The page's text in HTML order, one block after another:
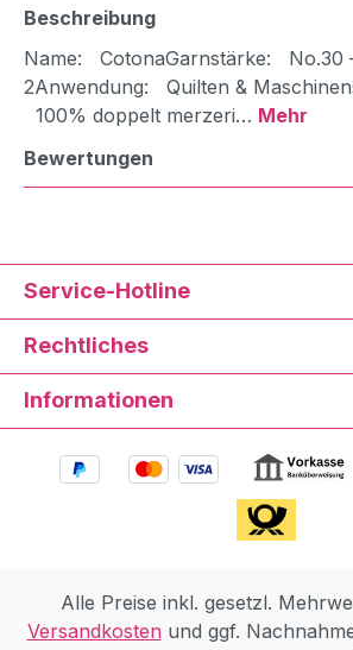
Beschreibung
Name: CotonaGarnstärke: No.30
2Anwendung: Quilten &
100% doppelt merzeri… Mehr
Bewertungen
Service-Hotline
Rechtliches
Informationen
Alle Preise inkl. gesetzl.
Versandkosten und ggf.